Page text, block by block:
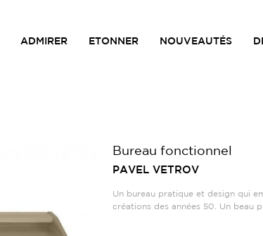
ADMIRER ETONNER NOUVEAUTÉS
Bureau fonctionnel
PAVEL VETROV
Un bureau pratique et design qui
créations des années 50. Un beau